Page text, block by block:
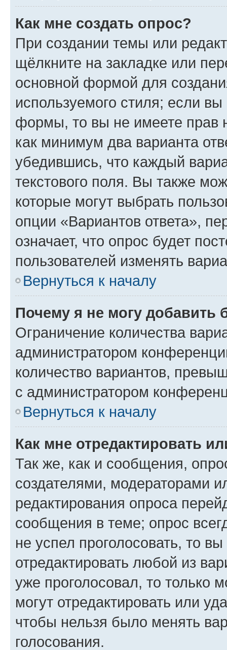
Как мне создать опрос?
При создании темы или
щёлкните на закладке или
основной формой для
используемого стиля; если
формы, то вы не имеете прав
как минимум два варианта
убедившись, что каждый
текстового поля. Вы также
которые могут выбрать
опции «Вариантов ответа»,
означает, что опрос будет
пользователей изменять
Вернуться к началу
Почему я не могу добавить
Ограничение количества
администратором
количество вариантов,
с администратором
Вернуться к началу
Как мне отредактировать
Так же, как и сообщения,
создателями, модераторами
редактирования опроса
сообщения в теме; опрос
не успел проголосовать, то
отредактировать любой из
уже проголосовал, то только
могут отредактировать или
чтобы нельзя было менять
голосования.